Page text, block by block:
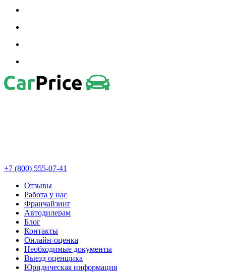
+7 (800) 555-07-41
Отзывы
Работа у нас
Франчайзинг
Автодилерам
Блог
Контакты
Онлайн-оценка
Необходимые документы
Выезд оценщика
Юридическая информация